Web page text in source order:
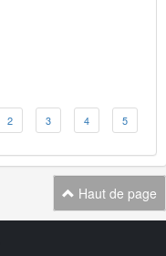
2 3 4 5
Haut de page